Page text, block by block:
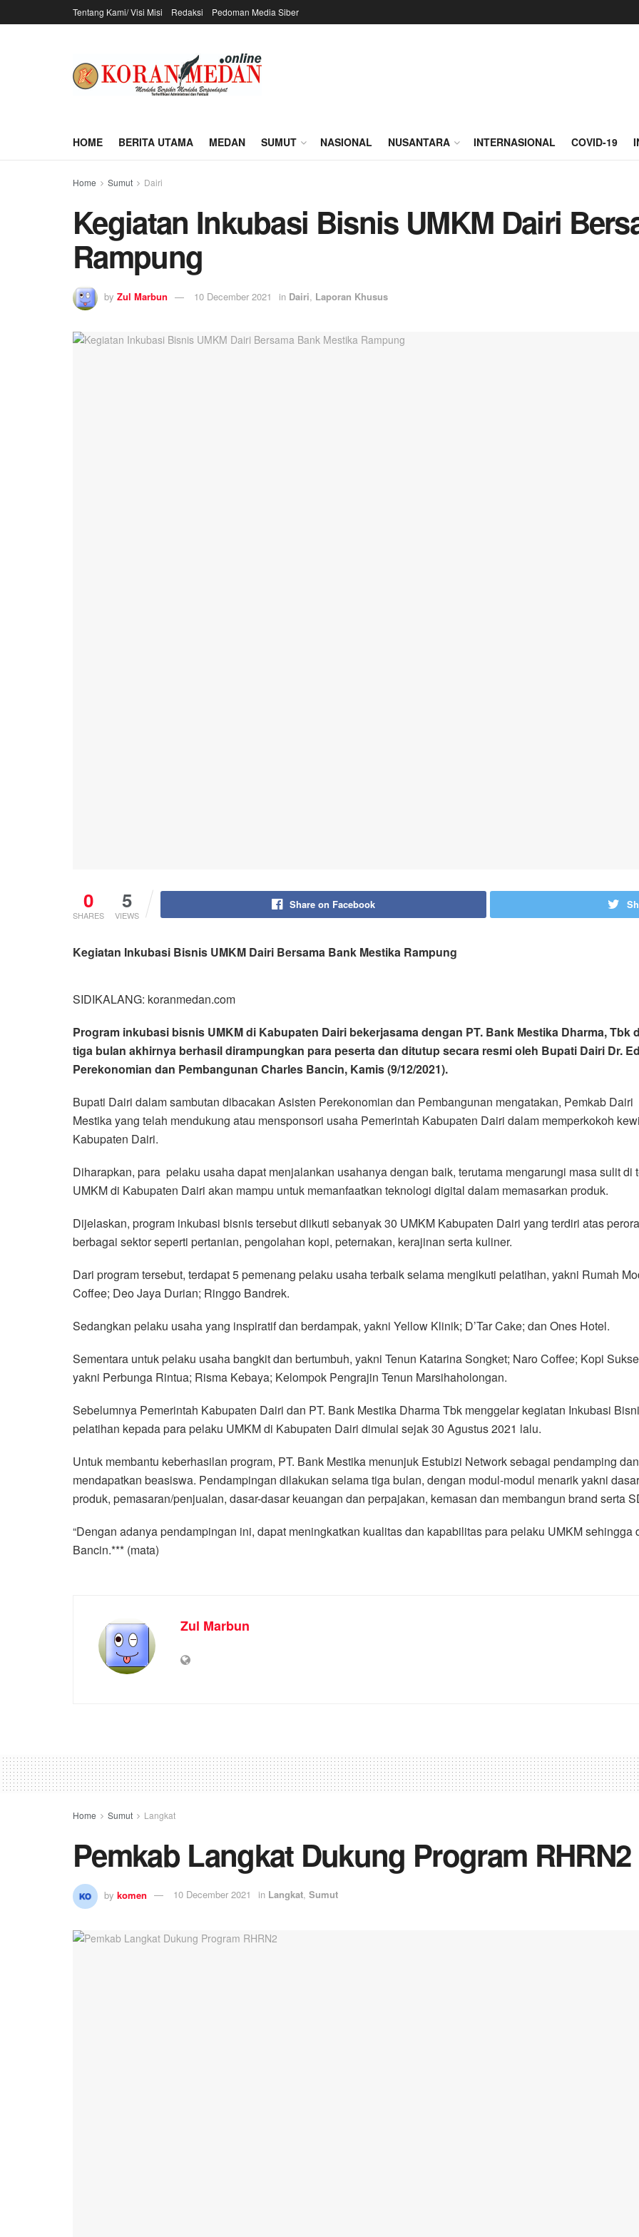
Tentang Kami/ Visi Misi Redaksi Pedoman Media Siber
HOME BERITA UTAMA MEDAN SUMUT NASIONAL NUSANTARA INTERNASIONAL COVID-19
Home Sumut Dairi
Kegiatan Inkubasi Bisnis UMKM Dairi
Rampung
by Zul Marbun 10 December 2021 in Dairi, Laporan Khusus
0
SHARES
5
VIEWS
Share on Facebook
Kegiatan Inkubasi Bisnis UMKM Dairi Bersama Bank Mestika Rampung
SIDIKALANG: koranmedan.com
Program inkubasi bisnis UMKM di Kabupaten Dairi bekerjasama dengan PT. Bank Mestika Dharma,
tiga bulan akhirnya berhasil dirampungkan para peserta dan ditutup secara resmi oleh Bupati Dairi Dr.
Perekonomian dan Pembangunan Charles Bancin, Kamis (9/12/2021).
Bupati Dairi dalam sambutan dibacakan Asisten Perekonomian dan Pembangunan mengatakan, Pemkab
Mestika yang telah mendukung atau mensponsori usaha Pemerintah Kabupaten Dairi dalam memperkokoh
Kabupaten Dairi.
Diharapkan, para pelaku usaha dapat menjalankan usahanya dengan baik, terutama mengarungi masa sulit
UMKM di Kabupaten Dairi akan mampu untuk memanfaatkan teknologi digital dalam memasarkan produk.
Dijelaskan, program inkubasi bisnis tersebut diikuti sebanyak 30 UMKM Kabupaten Dairi yang terdiri atas
berbagai sektor seperti pertanian, pengolahan kopi, peternakan, kerajinan serta kuliner.
Dari program tersebut, terdapat 5 pemenang pelaku usaha terbaik selama mengikuti pelatihan, yakni Rumah
Coffee; Deo Jaya Durian; Ringgo Bandrek.
Sedangkan pelaku usaha yang inspiratif dan berdampak, yakni Yellow Klinik; D’Tar Cake; dan Ones Hotel.
Sementara untuk pelaku usaha bangkit dan bertumbuh, yakni Tenun Katarina Songket; Naro Coffee; Kopi
yakni Perbunga Rintua; Risma Kebaya; Kelompok Pengrajin Tenun Marsihaholongan.
Sebelumnya Pemerintah Kabupaten Dairi dan PT. Bank Mestika Dharma Tbk menggelar kegiatan Inkubasi
pelatihan kepada para pelaku UMKM di Kabupaten Dairi dimulai sejak 30 Agustus 2021 lalu.
Untuk membantu keberhasilan program, PT. Bank Mestika menunjuk Estubizi Network sebagai pendamping
mendapatkan beasiswa. Pendampingan dilakukan selama tiga bulan, dengan modul-modul menarik yakni
produk, pemasaran/penjualan, dasar-dasar keuangan dan perpajakan, kemasan dan membangun brand serta
“Dengan adanya pendampingan ini, dapat meningkatkan kualitas dan kapabilitas para pelaku UMKM
Bancin.*** (mata)
Zul Marbun
Home Sumut Langkat
Pemkab Langkat Dukung Program RHRN2
by komen 10 December 2021 in Langkat, Sumut